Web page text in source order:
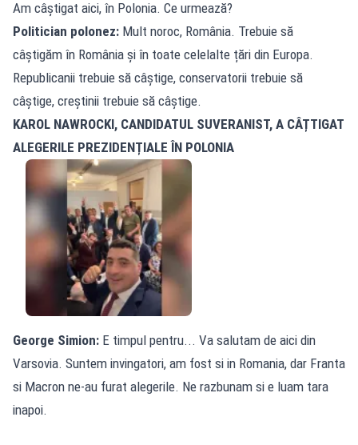
Am câștigat aici, în Polonia. Ce urmează?
Politician polonez: Mult noroc, România. Trebuie să
câștigăm în România și în toate celelalte țări din Europa.
Republicanii trebuie să câștige, conservatorii trebuie să
câștige, creștinii trebuie să câștige.
KAROL NAWROCKI, CANDIDATUL SUVERANIST, A CÂȚTIGAT
ALEGERILE PREZIDENȚIALE ÎN POLONIA
George Simion: E timpul pentru... Va salutam de aici din
Varsovia. Suntem invingatori, am fost si in Romania, dar Franta
si Macron ne-au furat alegerile. Ne razbunam si e luam tara
inapoi.